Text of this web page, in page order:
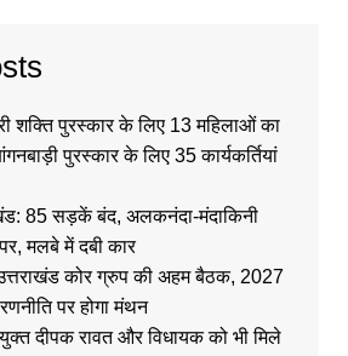
शक्ति पुरस्कार के लिए 13 महिलाओं का
पुरस्कार के लिए 35 कार्यकर्तियां
85 सड़कें बंद, अलकनंदा-मंदाकिनी
मलबे में दबी कार
कोर ग्रुप की अहम बैठक, 2027
पर होगा मंथन
दीपक रावत और विधायक को भी मिले